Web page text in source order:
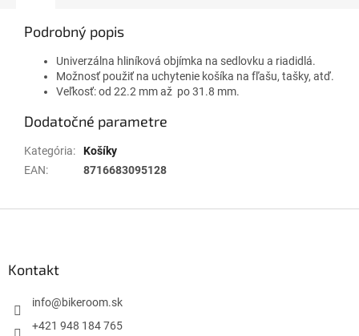
Podrobný popis
Univerzálna hliníková objímka na sedlovku a riadidlá.
Možnosť použiť na uchytenie košíka na fľašu, tašky, atď.
Veľkosť: od 22.2 mm až po 31.8 mm.
Dodatočné parametre
Kategória:
Košíky
EAN: 8716683095128
Kontakt
info@bikeroom.sk
+421 948 184 765